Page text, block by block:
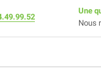
Une
Nous